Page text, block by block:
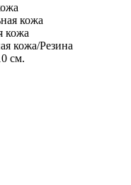
кожа
кожа
кожа/Резина
см.